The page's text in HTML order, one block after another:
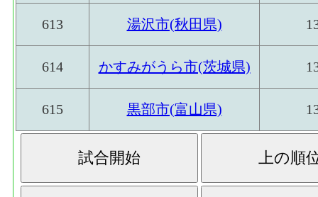
613 湯沢市(秋田県)
614 かすみがうら市(茨城県)
615 黒部市(富山県)